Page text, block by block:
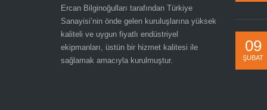
Ercan Bilginoğulları tarafından Türkiye
Sanayisi’nin önde gelen kuruluşlarına yüksek
kaliteli ve uygun fiyatlı endüstriyel
ekipmanları, üstün bir hizmet kalitesi ile
sağlamak amacıyla kurulmuştur.
09
ŞUBAT